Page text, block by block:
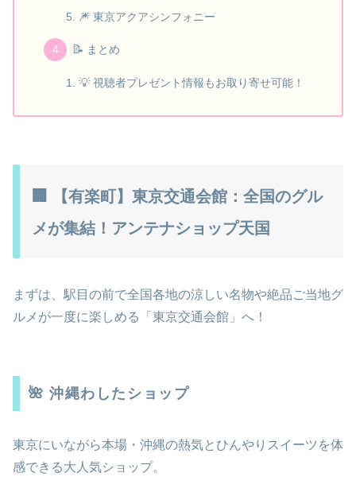
🎆 東京アクアシンフォニー
📝 まとめ
💡 視聴者プレゼント情報もお取り寄せ可能！
🏢 【有楽町】東京交通会館：全国のグル
メが集結！アンテナショップ天国
まずは、駅目の前で全国各地の涼しい名物や絶品ご当地グ
ルメが一度に楽しめる「東京交通会館」へ！
🌺 沖縄わしたショップ
東京にいながら本場・沖縄の熱気とひんやりスイーツを体
感できる大人気ショップ。